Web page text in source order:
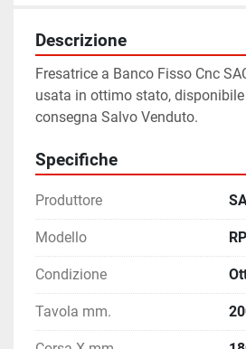
Descrizione
Fresatrice a Banco Fisso Cnc
usata in ottimo stato,
consegna Salvo Venduto.
Specifiche
Produttore
Modello
Condizione
Tavola mm.